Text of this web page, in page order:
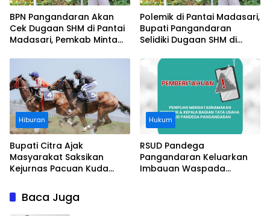
BPN Pangandaran Akan
Cek Dugaan SHM di Pantai
Madasari, Pemkab Minta
Polemik di Pantai Madasari,
Bupati Pangandaran
Selidiki Dugaan SHM di
Pantai
Hiburan
Bupati Citra Ajak
Masyarakat Saksikan
Kejurnas Pacuan Kuda
Legokjawa
Hukum
RSUD Pandega
Pangandaran Keluarkan
Imbauan Waspada
Baca Juga